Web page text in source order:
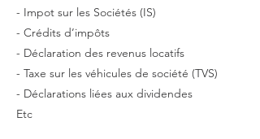
- Impot sur les Sociétés (IS)
- Crédits d’impôts
- Déclaration des revenus locatifs
- Taxe sur les véhicules de société (TVS)
- Déclarations liées aux dividendes
Etc